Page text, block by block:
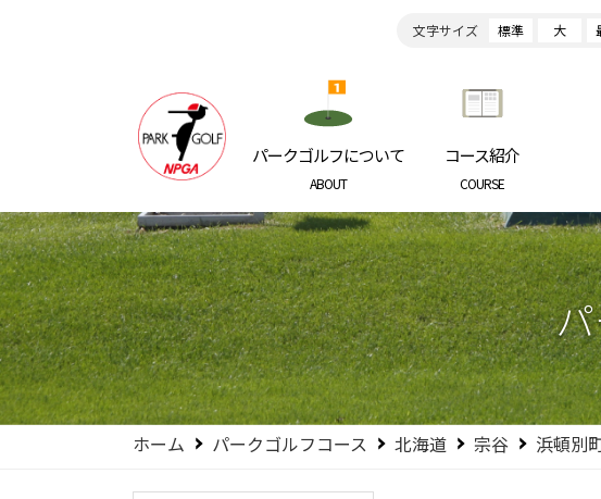
文字サイズ 標準 大
日本パークゴルフ協会 NIPPON PARKGOLF
パークゴルフについて
ABOUT
コース紹介
COURSE
ホーム パークゴルフコース 北海道 宗谷 浜頓別